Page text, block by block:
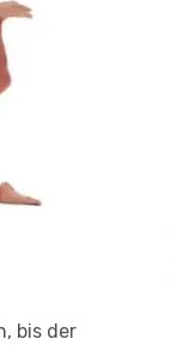
bis der